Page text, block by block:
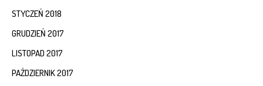
STYCZEŃ 2018
GRUDZIEŃ 2017
LISTOPAD 2017
PAŹDZIERNIK 2017